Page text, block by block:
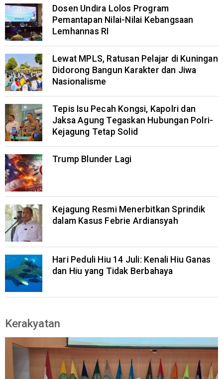
Dosen Undira Lolos Program
Pemantapan Nilai-Nilai Kebangsaan
Lemhannas RI
Lewat MPLS, Ratusan Pelajar di Kuningan
Didorong Bangun Karakter dan Jiwa
Nasionalisme
Tepis Isu Pecah Kongsi, Kapolri dan
Jaksa Agung Tegaskan Hubungan Polri-
Kejagung Tetap Solid
Trump Blunder Lagi
Kejagung Resmi Menerbitkan Sprindik
dalam Kasus Febrie Ardiansyah
Hari Peduli Hiu 14 Juli: Kenali Hiu Ganas
dan Hiu yang Tidak Berbahaya
Kerakyatan